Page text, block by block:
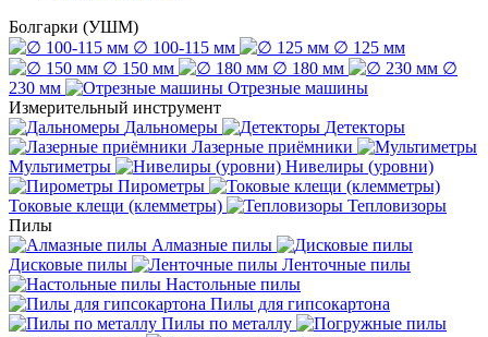
Болгарки (УШМ)
∅ 100-115 мм
∅ 125 мм
∅ 150 мм
∅ 180 мм
∅
230 мм
Отрезные машины
Измерительный инструмент
Дальномеры
Детекторы
Лазерные приёмники
Мультиметры
Нивелиры (уровни)
Пирометры
Токовые клещи (клемметры)
Тепловизоры
Пилы
Алмазные пилы
Дисковые пилы
Ленточные пилы
Настольные пилы
Пилы для гипсокартона
Пилы по металлу